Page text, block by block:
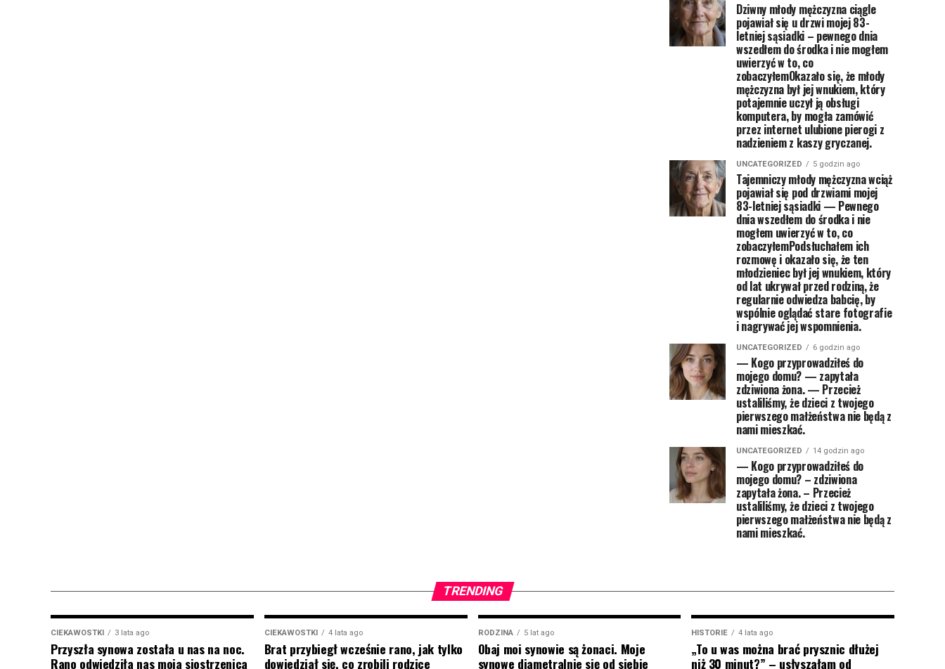
Dziwny młody mężczyzna ciągle
pojawiał się u drzwi mojej 83-
letniej sąsiadki – pewnego dnia
wszedłem do środka i nie mogłem
uwierzyć w to, co
zobaczyłemOkazało się, że młody
mężczyzna był jej wnukiem, który
potajemnie uczył ją obsługi
komputera, by mogła zamówić
przez internet ulubione pierogi z
nadzieniem z kaszy gryczanej.
UNCATEGORIZED 5 godzin ago
Tajemniczy młody mężczyzna wciąż
pojawiał się pod drzwiami mojej
83-letniej sąsiadki — Pewnego
dnia wszedłem do środka i nie
mogłem uwierzyć w to, co
zobaczyłemPodsłuchałem ich
rozmowę i okazało się, że ten
młodzieniec był jej wnukiem, który
od lat ukrywał przed rodziną, że
regularnie odwiedza babcię, by
wspólnie oglądać stare fotografie
i nagrywać jej wspomnienia.
UNCATEGORIZED 6 godzin ago
— Kogo przyprowadziłeś do
mojego domu? — zapytała
zdziwiona żona. — Przecież
ustaliliśmy, że dzieci z twojego
pierwszego małżeństwa nie będą z
nami mieszkać.
UNCATEGORIZED 14 godzin ago
— Kogo przyprowadziłeś do
mojego domu? – zdziwiona
zapytała żona. – Przecież
ustaliliśmy, że dzieci z twojego
pierwszego małżeństwa nie będą z
nami mieszkać.
TRENDING
CIEKAWOSTKI 3 lata ago
Przyszła synowa została u nas na noc.
Rano odwiedziła nas moja siostrzenica
CIEKAWOSTKI 4 lata ago
Brat przybiegł wcześnie rano, jak tylko
dowiedział się, co zrobili rodzice
RODZINA 5 lat ago
Obaj moi synowie są żonaci. Moje
synowe diametralnie się od siebie
HISTORIE 4 lata ago
„To u was można brać prysznic dłużej
niż 30 minut?” – usłyszałam od